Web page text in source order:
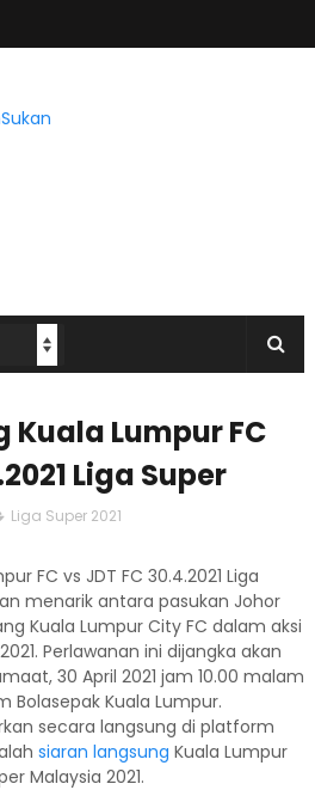
Kuala Lumpur FC
Liga Super
Liga Super 2021
FC vs JDT FC 30.4.2021 Liga
menarik antara pasukan Johor
Kuala Lumpur City FC dalam aksi
Perlawanan ini dijangka akan
30 April 2021 jam 10.00 malam
Bolasepak Kuala Lumpur.
secara langsung di platform
siaran langsung Kuala Lumpur
Malaysia 2021.